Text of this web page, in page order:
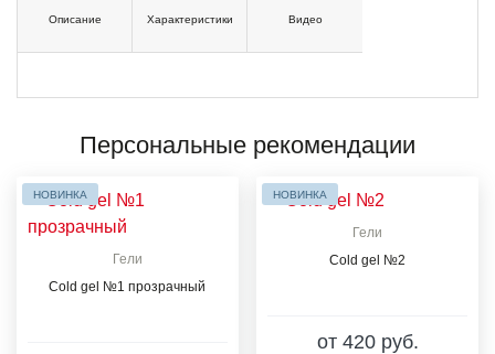
Описание Характеристики Видео
Персональные рекомендации
НОВИНКА
Гели
Cold gel №1 прозрачный
НОВИНКА
Гели
Cold gel №2
от 420 руб.